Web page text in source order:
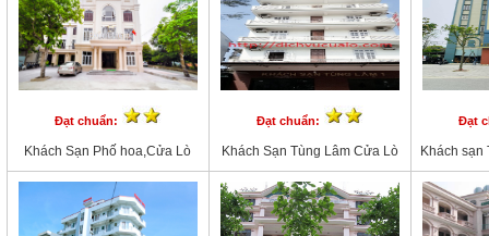
Đạt chuẩn:
Khách Sạn Phố hoa,Cửa Lò
Đạt chuẩn:
Khách Sạn Tùng Lâm Cửa Lò
Đạt
Khách sạn